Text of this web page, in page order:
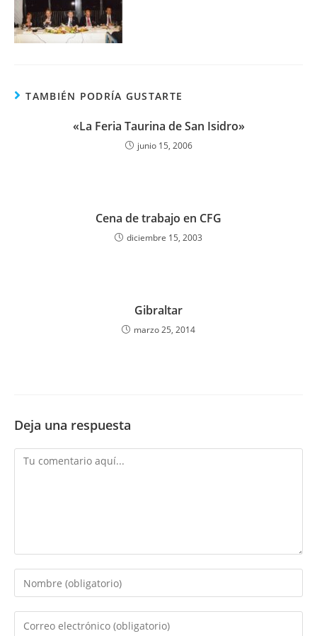
TAMBIÉN PODRÍA GUSTARTE
«La Feria Taurina de San Isidro»
junio 15, 2006
Cena de trabajo en CFG
diciembre 15, 2003
Gibraltar
marzo 25, 2014
Deja una respuesta
Comentario
Introduce
tu
nombre
Introduce